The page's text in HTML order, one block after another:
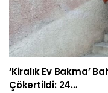
‘Kiralık Ev Bakma’
Çökertildi: 24…